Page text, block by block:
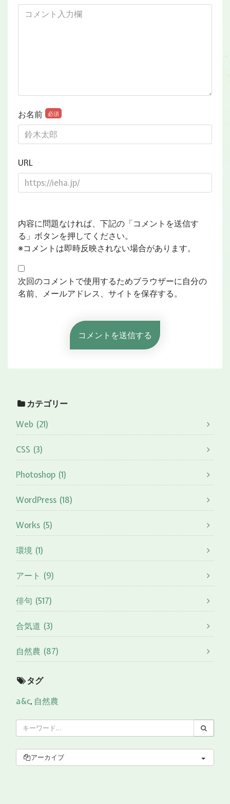
お名前 必須
URL
内容に問題なければ、下記の「コメントを送信す
る」ボタンを押してください。
※コメントは即時反映されない場合があります。
次回のコメントで使用するためブラウザーに自分の
名前、メールアドレス、サイトを保存する。
カテゴリー
Web (21)
CSS (3)
Photoshop (1)
WordPress (18)
Works (5)
環境 (1)
アート (9)
俳句 (517)
合気道 (3)
自然農 (87)
タグ
a&c, 自然農
アーカイブ